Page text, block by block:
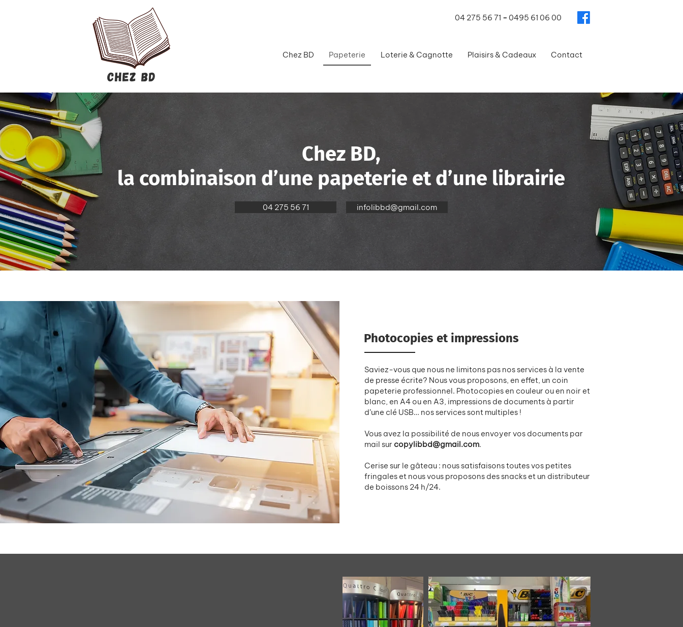
04 275 56 71 - 0495 61 06 00
Chez BD Papeterie Loterie & Cagnotte Plaisirs & Cadeaux Contact
Chez BD,
la combinaison d’une papeterie et d’une librairie
04 275 56 71 infolibbd@gmail.com
Photocopies et impressions
Saviez-vous que nous ne limitons pas nos services à la vente
de presse écrite? Nous vous proposons, en effet, un coin
papeterie professionnel. Photocopies en couleur ou en noir et
blanc, en A4 ou en A3, impressions de documents à partir
d’une clé USB… nos services sont multiples !
Vous avez la possibilité de nous envoyer vos documents par
mail sur copylibbd@gmail.com.
Cerise sur le gâteau : nous satisfaisons toutes vos petites
fringales et nous vous proposons des snacks et un distributeur
de boissons 24 h/24.